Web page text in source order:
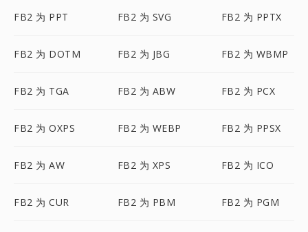
FB2 为 PPT FB2 为 SVG FB2 为 PPTX
FB2 为 DOTM FB2 为 JBG FB2 为 WBMP
FB2 为 TGA FB2 为 ABW FB2 为 PCX
FB2 为 OXPS FB2 为 WEBP FB2 为 PPSX
FB2 为 AW FB2 为 XPS FB2 为 ICO
FB2 为 CUR FB2 为 PBM FB2 为 PGM